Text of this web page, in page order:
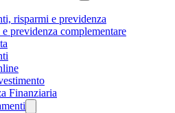
risparmi e previdenza
previdenza complementare
Finanziaria